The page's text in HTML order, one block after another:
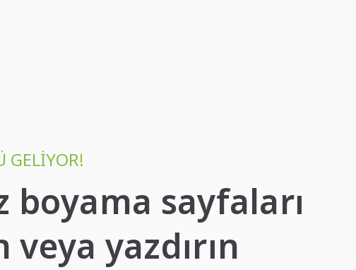
GELIYOR!
boyama sayfaları
yazdırın